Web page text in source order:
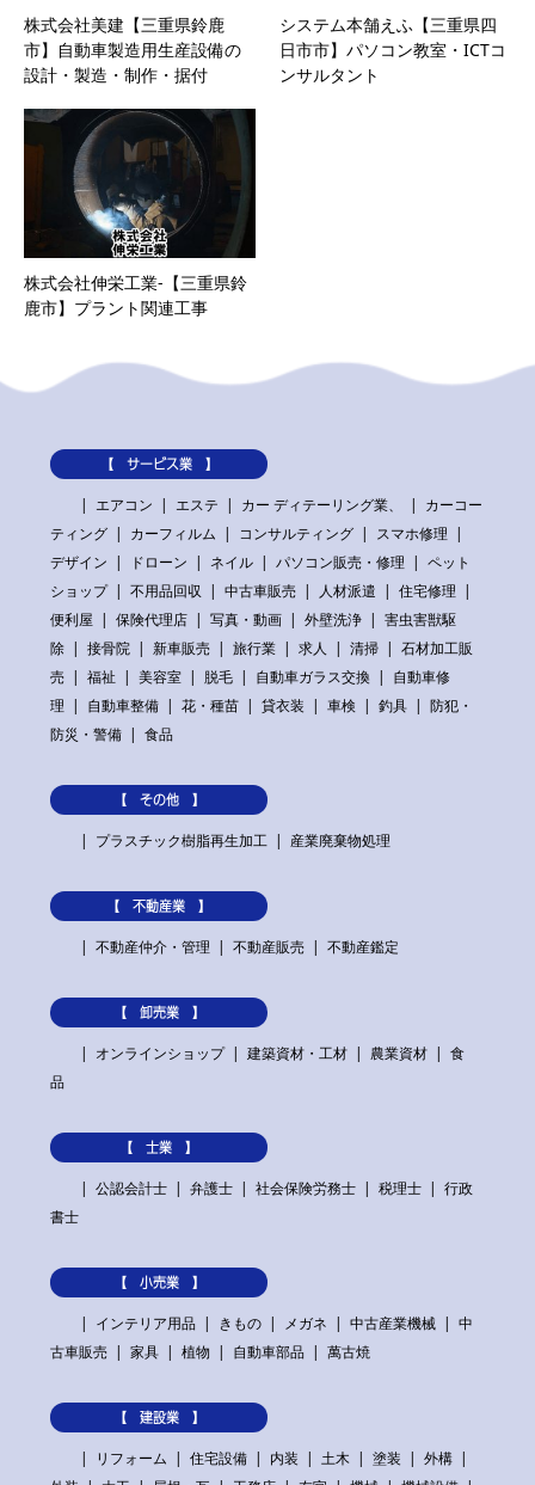
株式会社美建【三重県鈴鹿
市】自動車製造用生産設備の
設計・製造・制作・据付
システム本舗えふ【三重県四
日市市】パソコン教室・ICTコ
ンサルタント
株式会社伸栄工業-【三重県鈴
鹿市】プラント関連工事
【 サービス業 】
エアコン
エステ カー ディテーリング業、
カーコー
ティング
カーフィルム コンサルティング
スマホ修理
デザイン
ドローン ネイル パソコン販売・修理
ペット
ショップ
不用品回収 中古車販売 人材派遣
住宅修理
便利屋
保険代理店 写真・動画 外壁洗浄
害虫害獣駆
除
接骨院 新車販売 旅行業 求人 清掃
石材加工販
売
福祉 美容室 脱毛 自動車ガラス交換
自動車修
理
自動車整備 花・種苗 貸衣装 車検 釣具
防犯・
防災・警備
食品
【 その他 】
プラスチック樹脂再生加工
産業廃棄物処理
【 不動産業 】
不動産仲介・管理
不動産販売 不動産鑑定
【 卸売業 】
オンラインショップ
建築資材・工材 農業資材
食
品
【 士業 】
公認会計士
弁護士 社会保険労務士 税理士
行政
書士
【 小売業 】
インテリア用品
きもの メガネ 中古産業機械
中
古車販売
家具 植物 自動車部品 萬古焼
【 建設業 】
リフォーム
住宅設備 内装 土木 塗装
外構